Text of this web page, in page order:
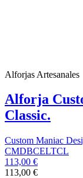
Alforjas Artesanales
Alforja
Classic.
Custom Maniac
CMDBCELTCL
113,00 €
113,00 €